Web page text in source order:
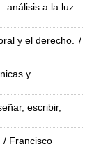
análisis a la luz
y el derecho.
/
y
escribir,
/ Francisco